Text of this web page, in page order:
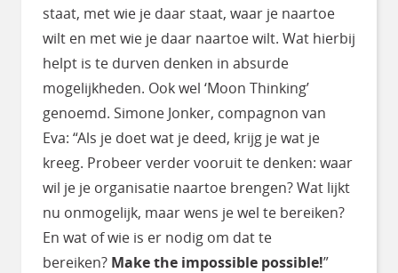
staat, met wie je daar staat, waar je naartoe
wilt en met wie je daar naartoe wilt. Wat hierbij
helpt is te durven denken in absurde
mogelijkheden. Ook wel ‘Moon Thinking’
genoemd. Simone Jonker, compagnon van
Eva: “Als je doet wat je deed, krijg je wat je
kreeg. Probeer verder vooruit te denken: waar
wil je je organisatie naartoe brengen? Wat lijkt
nu onmogelijk, maar wens je wel te bereiken?
En wat of wie is er nodig om dat te
bereiken? Make the impossible possible!”